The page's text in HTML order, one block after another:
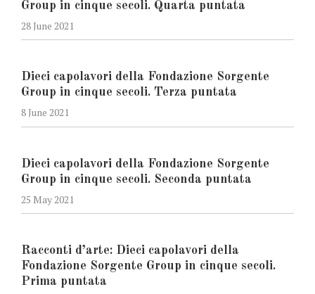
Group in cinque secoli. Quarta puntata
28 June 2021
Dieci capolavori della Fondazione Sorgente
Group in cinque secoli. Terza puntata
8 June 2021
Dieci capolavori della Fondazione Sorgente
Group in cinque secoli. Seconda puntata
25 May 2021
Racconti d’arte: Dieci capolavori della
Fondazione Sorgente Group in cinque secoli.
Prima puntata